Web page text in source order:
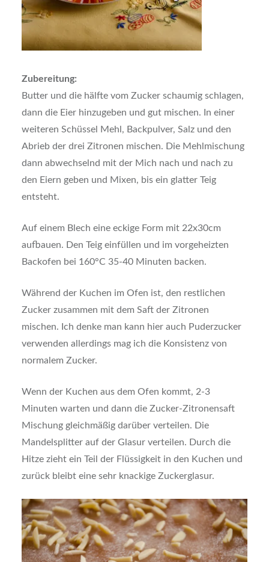
Zubereitung:
Butter und die hälfte vom Zucker schaumig schlagen,
dann die Eier hinzugeben und gut mischen. In einer
weiteren Schüssel Mehl, Backpulver, Salz und den
Abrieb der drei Zitronen mischen. Die Mehlmischung
dann abwechselnd mit der Mich nach und nach zu
den Eiern geben und Mixen, bis ein glatter Teig
entsteht.
Auf einem Blech eine eckige Form mit 22x30cm
aufbauen. Den Teig einfüllen und im vorgeheizten
Backofen bei 160°C 35-40 Minuten backen.
Während der Kuchen im Ofen ist, den restlichen
Zucker zusammen mit dem Saft der Zitronen
mischen. Ich denke man kann hier auch Puderzucker
verwenden allerdings mag ich die Konsistenz von
normalem Zucker.
Wenn der Kuchen aus dem Ofen kommt, 2-3
Minuten warten und dann die Zucker-Zitronensaft
Mischung gleichmäßig darüber verteilen. Die
Mandelsplitter auf der Glasur verteilen. Durch die
Hitze zieht ein Teil der Flüssigkeit in den Kuchen und
zurück bleibt eine sehr knackige Zuckerglasur.